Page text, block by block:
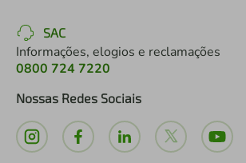
SAC
Informações, elogios e reclamações
0800 724 7220
Nossas Redes Sociais